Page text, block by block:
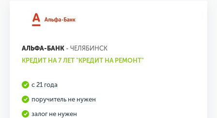
АЛЬФА-БАНК - ЧЕЛЯБИНСК
КРЕДИТ НА 7 ЛЕТ "КРЕДИТ НА РЕМОНТ"
с 21 года
поручитель не нужен
залог не нужен